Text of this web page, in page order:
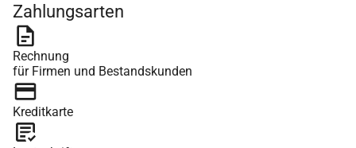
Zahlungsarten
Rechnung
für Firmen und Bestandskunden
Kreditkarte